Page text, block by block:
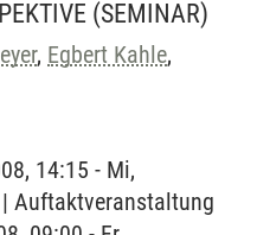
(SEMINAR)
, Egbert Kahle,
14:15 - Mi,
Auftaktveranstaltung